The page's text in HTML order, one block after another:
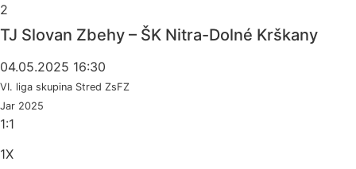
2
TJ Slovan Zbehy – ŠK Nitra-Dolné Krškany
04.05.2025 16:30
VI. liga skupina Stred ZsFZ
Jar 2025
1:1
1X